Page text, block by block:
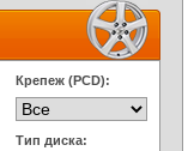
Крепеж (PCD):
Тип диска: